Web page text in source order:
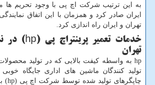
به این ترتیب شرکت اچ پی با وجود تحریم ها
ایران صادر کرد و همزمان با این اتفاق
تهران و ایران راه اندازی کرد.
خدمات تعمیر پرینتراچ پی hp)) در
تهران
hp به واسطه کیفت بالایی که در تولید
تولید کنندگان ماشین های اداری جایگاه
چاپگرهای تولید شده توسط شرکت اچ پی hp)
)